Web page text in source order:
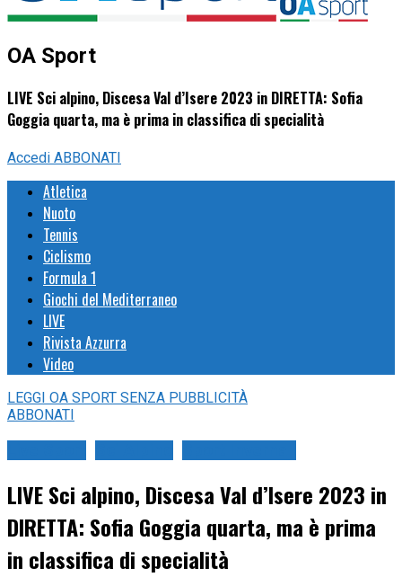
OA Sport
LIVE Sci alpino, Discesa Val d’Isere 2023 in DIRETTA: Sofia
Goggia quarta, ma è prima in classifica di specialità
Accedi ABBONATI
Atletica
Nuoto
Tennis
Ciclismo
Formula 1
Giochi del Mediterraneo
LIVE
Rivista Azzurra
Video
LEGGI OA SPORT SENZA PUBBLICITÀ
ABBONATI
LIVE Sci alpino, Discesa Val d’Isere 2023 in
DIRETTA: Sofia Goggia quarta, ma è prima
in classifica di specialità